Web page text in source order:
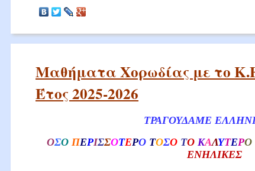
Μαθήματα Χορωδίας με το
Έτος 2025-2026
ΤΡΑΓΟΥΔΑΜΕ
OΣΟ ΠΕΡΙΣΣΟΤΕΡΟ ТΟΣΟ ΤΟ ΚΑΛΥΤΕΡΟ
ΕΝΗΛΙΚΕΣ